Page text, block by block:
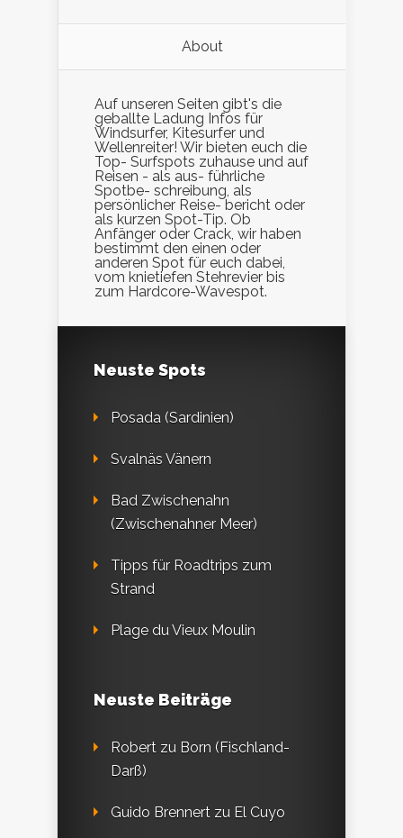
About
Auf unseren Seiten gibt's die
geballte Ladung Infos für
Windsurfer, Kitesurfer und
Wellenreiter! Wir bieten euch die
Top- Surfspots zuhause und auf
Reisen - als aus- führliche
Spotbe- schreibung, als
persönlicher Reise- bericht oder
als kurzen Spot-Tip. Ob
Anfänger oder Crack, wir haben
bestimmt den einen oder
anderen Spot für euch dabei,
vom knietiefen Stehrevier bis
zum Hardcore-Wavespot.
Neuste Spots
Posada (Sardinien)
Svalnäs Vänern
Bad Zwischenahn
(Zwischenahner Meer)
Tipps für Roadtrips zum
Strand
Plage du Vieux Moulin
Neuste Beiträge
Robert zu Born (Fischland-
Darß)
Guido Brennert zu El Cuyo